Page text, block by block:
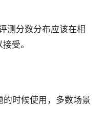
测分数分布应该在相
受。
时候使用，多数场景